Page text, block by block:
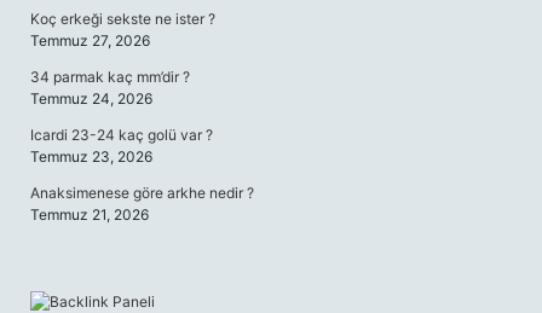
Koç erkeği sekste ne ister ?
Temmuz 27, 2026
34 parmak kaç mm’dir ?
Temmuz 24, 2026
Icardi 23-24 kaç golü var ?
Temmuz 23, 2026
Anaksimenese göre arkhe nedir ?
Temmuz 21, 2026